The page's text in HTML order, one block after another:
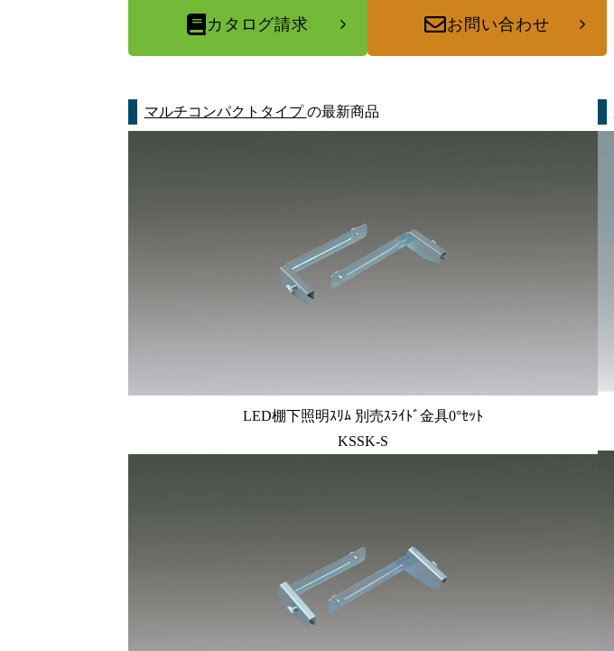
カタログ請求 お問い合わせ
マルチコンパクトタイプの最新商品
LED棚下照明ｽﾘﾑ 別売ｽﾗｲﾄﾞ金具0°ｾｯﾄ
KSSK-S